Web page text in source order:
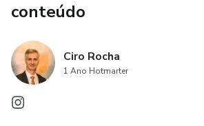
conteúdo
Ciro Rocha
1 Ano Hotmarter